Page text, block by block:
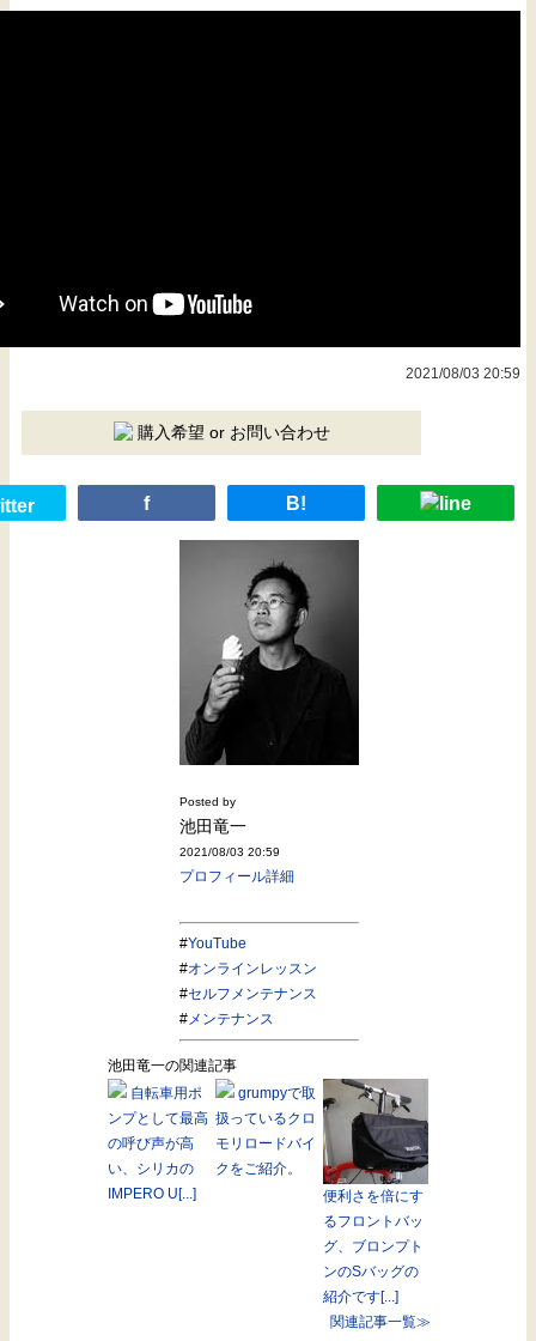
2021/08/03 20:59
購入希望 or お問い合わせ
f B!
Posted by
池田竜一
2021/08/03 20:59
プロフィール詳細
#YouTube
#オンラインレッスン
#セルフメンテナンス
#メンテナンス
池田竜一の関連記事
自転車用ポ
ンプとして最高
の呼び声が高
い、シリカの
IMPERO U[...]
grumpyで取
扱っているクロ
モリロードバイ
クをご紹介。
便利さを倍にす
るフロントバッ
グ、ブロンプト
ンのSバッグの
紹介です[...]
関連記事一覧≫